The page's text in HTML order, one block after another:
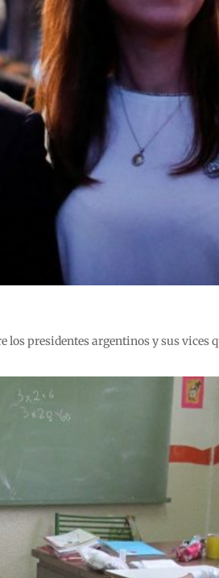
presidentes argentinos y sus vices